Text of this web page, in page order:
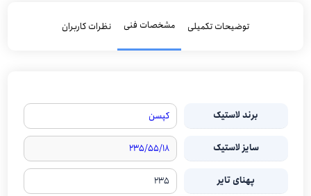
توضیحات تکمیلی مشخصات فنی نظرات کاربران
برند لاستیک کپسن
سایز لاستیک ۲۳۵/۵۵/۱۸
پهنای تایر ۲۳۵